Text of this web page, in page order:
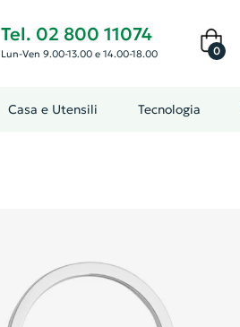
Tel. 02 800 11074
Lun-Ven 9.00-13.00 e 14.00-18.00 0
Casa e Utensili Tecnologia